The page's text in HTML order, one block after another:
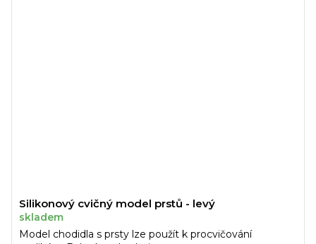
Silikonový cvičný model prstů - levý
skladem
Model chodidla s prsty lze použít k procvičování